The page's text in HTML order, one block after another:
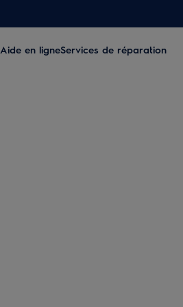
Aide en ligneServices de réparation